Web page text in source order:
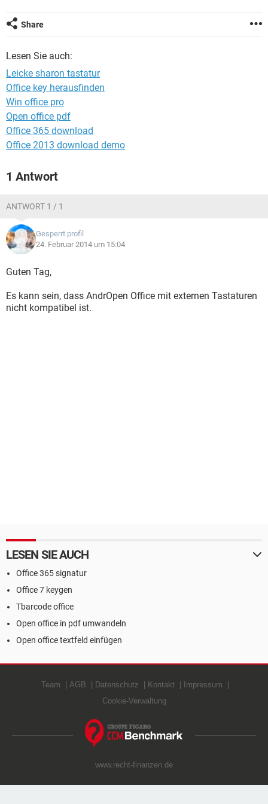
Share
Lesen Sie auch:
Leicke sharon tastatur
Office key herausfinden
Win office pro
Open office pdf
Office 365 download
Office 2013 download demo
1 Antwort
ANTWORT 1 / 1
Gesperrt profil
24. Februar 2014 um 15:04
Guten Tag,
Es kann sein, dass AndrOpen Office mit externen Tastaturen
nicht kompatibel ist.
LESEN SIE AUCH
Office 365 signatur
Office 7 keygen
Tbarcode office
Open office in pdf umwandeln
Open office textfeld einfügen
Team AGB Datenschutz Kontakt
Impressum
Cookie-Verwaltung
www.recht-finanzen.de